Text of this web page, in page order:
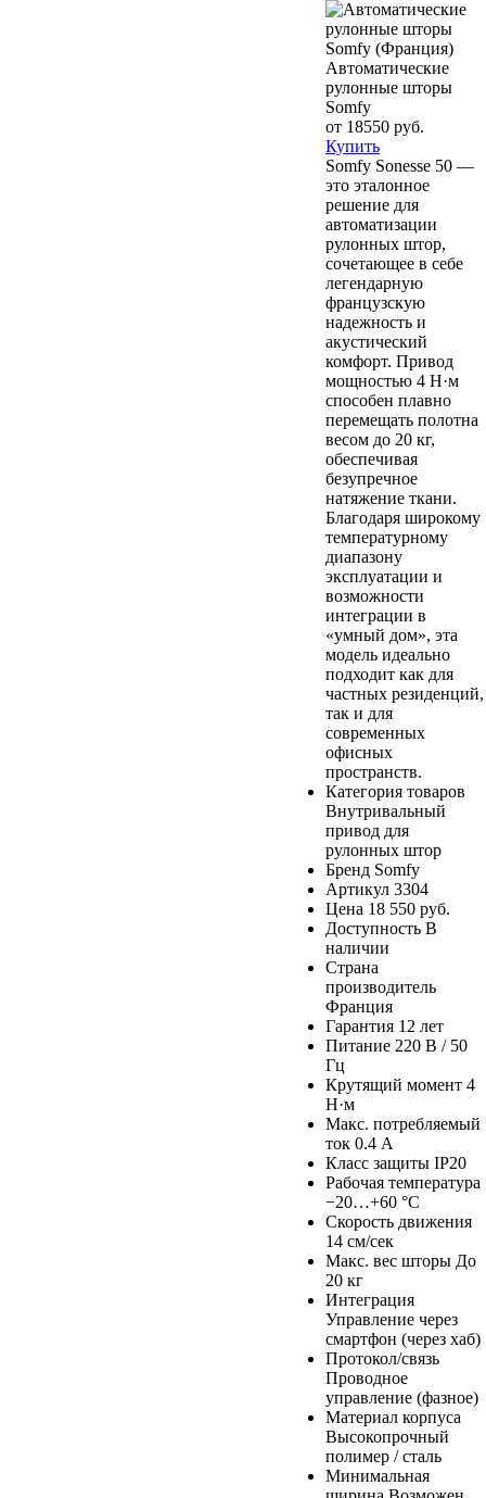
Автоматические
рулонные шторы
Somfy
от 18550 руб.
Купить
Somfy Sonesse 50 —
это эталонное
решение для
автоматизации
рулонных штор,
сочетающее в себе
легендарную
французскую
надежность и
акустический
комфорт. Привод
мощностью 4 Н·м
способен плавно
перемещать полотна
весом до 20 кг,
обеспечивая
безупречное
натяжение ткани.
Благодаря широкому
температурному
диапазону
эксплуатации и
возможности
интеграции в
«умный дом», эта
модель идеально
подходит как для
частных резиденций,
так и для
современных
офисных
пространств.
Категория товаров
Внутривальный
привод для
рулонных штор
Бренд Somfy
Артикул 3304
Цена 18 550 руб.
Доступность В
наличии
Страна
производитель
Франция
Гарантия 12 лет
Питание 220 В / 50
Гц
Крутящий момент 4
Н·м
Макс. потребляемый
ток 0.4 А
Класс защиты IP20
Рабочая температура
−20…+60 °C
Скорость движения
14 см/сек
Макс. вес шторы До
20 кг
Интеграция
Управление через
смартфон (через хаб)
Протокол/связь
Проводное
управление (фазное)
Материал корпуса
Высокопрочный
полимер / сталь
Минимальная